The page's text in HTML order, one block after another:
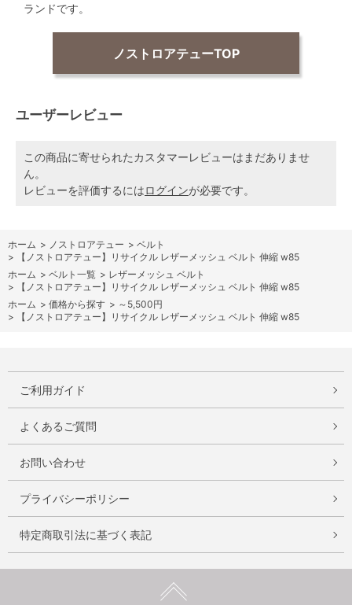
ランドです。
ノストロアテューTOP
ユーザーレビュー
この商品に寄せられたカスタマーレビューはまだありませ
ん。
レビューを評価するにはログインが必要です。
ホーム > ノストロアテュー > ベルト
>
【ノストロアテュー】リサイクル レザーメッシュ ベルト 伸縮 w85
ホーム > ベルト一覧 > レザーメッシュ ベルト
>
【ノストロアテュー】リサイクル レザーメッシュ ベルト 伸縮 w85
ホーム > 価格から探す > ～5,500円
>
【ノストロアテュー】リサイクル レザーメッシュ ベルト 伸縮 w85
ご利用ガイド
よくあるご質問
お問い合わせ
プライバシーポリシー
特定商取引法に基づく表記